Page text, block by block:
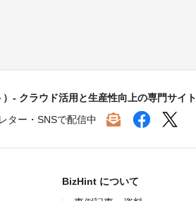
- クラウド活用と生産性向上の専門サイト
ター・SNSで配信中
BizHint について